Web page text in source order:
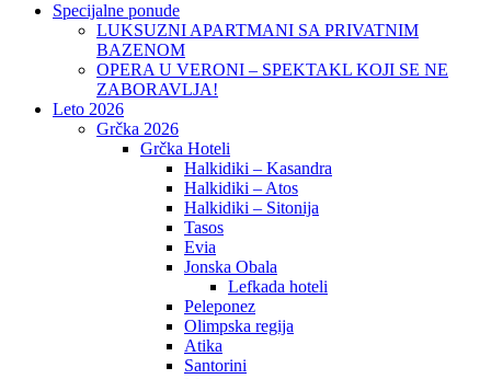
Specijalne ponude
LUKSUZNI APARTMANI SA PRIVATNIM
BAZENOM
OPERA U VERONI – SPEKTAKL KOJI SE NE
ZABORAVLJA!
Leto 2026
Grčka 2026
Grčka Hoteli
Halkidiki – Kasandra
Halkidiki – Atos
Halkidiki – Sitonija
Tasos
Evia
Jonska Obala
Lefkada hoteli
Peleponez
Olimpska regija
Atika
Santorini